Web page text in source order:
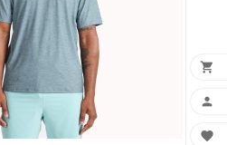



